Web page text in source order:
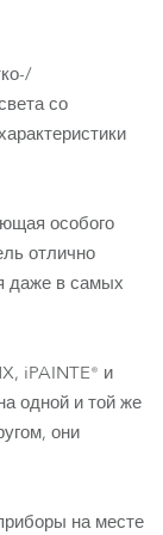
со
особого
отлично
даже в самых
iPAINTE® и
одной и той же
они
на месте